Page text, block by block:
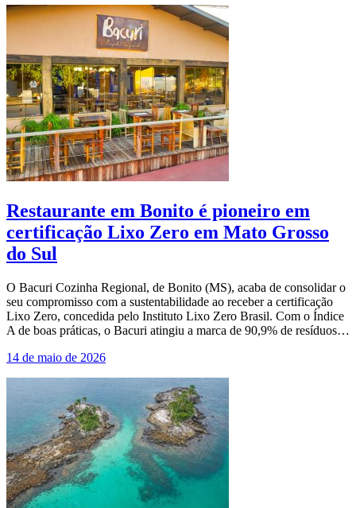
Restaurante em Bonito é pioneiro em
certificação Lixo Zero em Mato Grosso
do Sul
O Bacuri Cozinha Regional, de Bonito (MS), acaba de consolidar o
seu compromisso com a sustentabilidade ao receber a certificação
Lixo Zero, concedida pelo Instituto Lixo Zero Brasil. Com o Índice
A de boas práticas, o Bacuri atingiu a marca de 90,9% de resíduos…
14 de maio de 2026